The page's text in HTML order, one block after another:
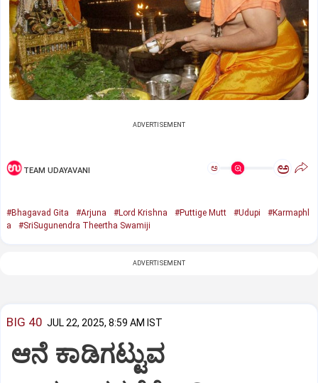
ADVERTISEMENT
TEAM UDAYAVANI ಅ ಅ
#Bhagavad Gita #Arjuna #Lord Krishna #Puttige Mutt #Udupi
#Karmaphl
a
#SriSugunendra Theertha Swamiji
ADVERTISEMENT
BIG 40 JUL 22, 2025, 8:59 AM IST
ಆನೆ ಕಾಡಿಗಟ್ಟುವ